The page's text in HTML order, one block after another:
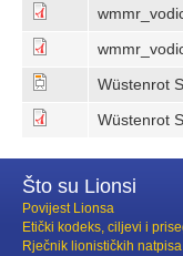
Wüstenrot
Wüstenrot
Što su Lionsi
Povijest Lionsa
Etički kodeks, ciljevi i
Rječnik lionističkih natpisa